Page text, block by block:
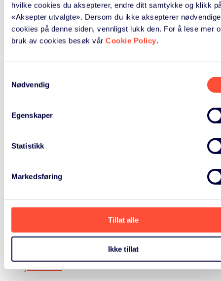
hvilke cookies du aksepterer, endre ditt samtykke og klikk
«Aksepter utvalgte». Dersom du ikke aksepterer nødvendige
cookies på denne siden, vennligst lukk den. For å lese mer
bruk av cookies besøk vår Cookie Policy.
Nødvendig
Egenskaper
Statistikk
Markedsføring
Tillat alle
Ikke tillat
april 2021
mars 2021
april 2020
mars 2019
januar 2019
august 2018
juli 2018